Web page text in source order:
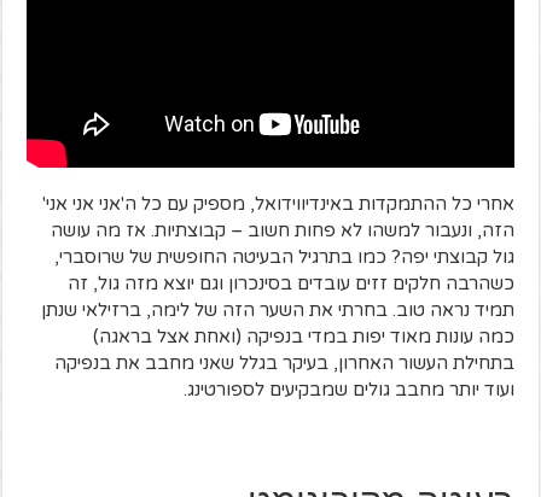
אחרי כל ההתמקדות באינדיווידואל, מספיק עם כל ה'אני אני אני'
הזה, ונעבור למשהו לא פחות חשוב – קבוצתיות. אז מה עושה
גול קבוצתי יפה? כמו בתרגיל הבעיטה החופשית של שרוסברי,
כשהרבה חלקים זזים עובדים בסינכרון וגם יוצא מזה גול, זה
תמיד נראה טוב. בחרתי את השער הזה של לימה, ברזילאי שנתן
כמה עונות מאוד יפות במדי בנפיקה (ואחת אצל בראגה)
בתחילת העשור האחרון, בעיקר בגלל שאני מחבב את בנפיקה
ועוד יותר מחבב גולים שמבקיעים לספורטינג.